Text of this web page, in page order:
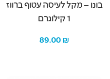
בונו – מקל לעיסה עטוף ברווז
1 קילוגרם
89.00 ₪